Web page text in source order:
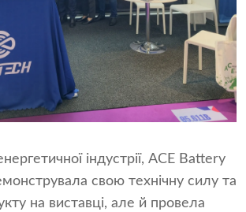
індустрії, ACE Battery
свою технічну силу та
на виставці, але й провела